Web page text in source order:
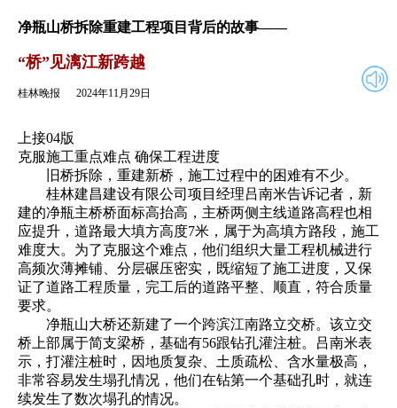
返回 2024年11月29日
净瓶山桥拆除重建工程项目背后的故事——
“桥”见漓江新跨越
桂林晚报 2024年11月29日
上接04版
克服施工重点难点 确保工程进度
旧桥拆除，重建新桥，施工过程中的困难有不少。
桂林建昌建设有限公司项目经理吕南米告诉记者，新
建的净瓶主桥桥面标高抬高，主桥两侧主线道路高程也相
应提升，道路最大填方高度7米，属于为高填方路段，施工
难度大。为了克服这个难点，他们组织大量工程机械进行
高频次薄摊铺、分层碾压密实，既缩短了施工进度，又保
证了道路工程质量，完工后的道路平整、顺直，符合质量
要求。
净瓶山大桥还新建了一个跨滨江南路立交桥。该立交
桥上部属于简支梁桥，基础有56跟钻孔灌注桩。吕南米表
示，打灌注桩时，因地质复杂、土质疏松、含水量极高，
非常容易发生塌孔情况，他们在钻第一个基础孔时，就连
续发生了数次塌孔的情况。